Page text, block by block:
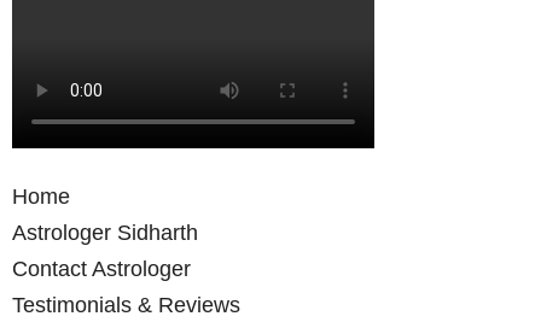
Home
Astrologer Sidharth
Contact Astrologer
Testimonials & Reviews